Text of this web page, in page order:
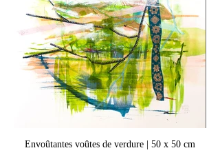
Envoûtantes voûtes de verdure | 50 x 50 cm